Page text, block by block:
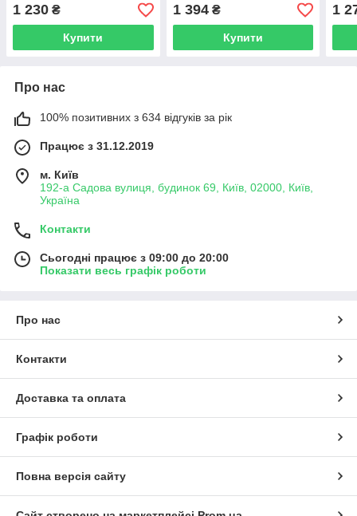
1 230 ₴
Купити
1 394₴
Купити
1
Про нас
100% позитивних з 634 відгуків за рік
Працює з 31.12.2019
м. Київ
192-а Садова вулиця, будинок 69, Київ, 02000, Київ,
Україна
Контакти
Сьогодні працює з 09:00 до 20:00
Показати весь графік роботи
Про нас
Контакти
Доставка та оплата
Графік роботи
Повна версія сайту